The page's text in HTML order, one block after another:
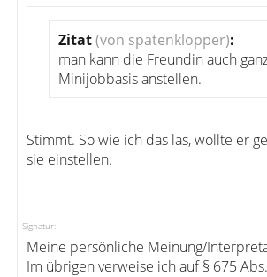
Zitat(von spatenklopper):
man kann die Freundin auch
Minijobbasis anstellen.
Stimmt. So wie ich das las, wollte er
sie einstellen.
Signatur:
Meine persönliche Meinung/
Im übrigen verweise ich auf § 675